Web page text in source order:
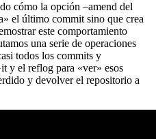
cómo la opción –amend del
el último commit sino que crea
este comportamiento
una serie de operaciones
todos los commits y
y el reflog para «ver» esos
y devolver el repositorio a